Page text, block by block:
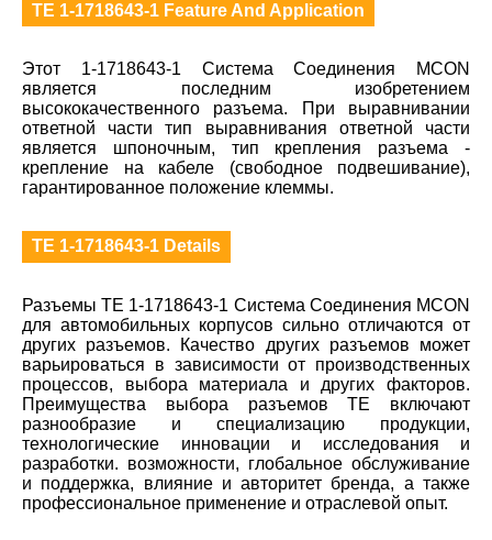
TE 1-1718643-1 Feature And Application
Этот 1-1718643-1 Система Соединения MCON
является последним изобретением
высококачественного разъема. При выравнивании
ответной части тип выравнивания ответной части
является шпоночным, тип крепления разъема -
крепление на кабеле (свободное подвешивание),
гарантированное положение клеммы.
TE 1-1718643-1 Details
Разъемы TE 1-1718643-1 Система Соединения MCON
для автомобильных корпусов сильно отличаются от
других разъемов. Качество других разъемов может
варьироваться в зависимости от производственных
процессов, выбора материала и других факторов.
Преимущества выбора разъемов TE включают
разнообразие и специализацию продукции,
технологические инновации и исследования и
разработки. возможности, глобальное обслуживание
и поддержка, влияние и авторитет бренда, а также
профессиональное применение и отраслевой опыт.